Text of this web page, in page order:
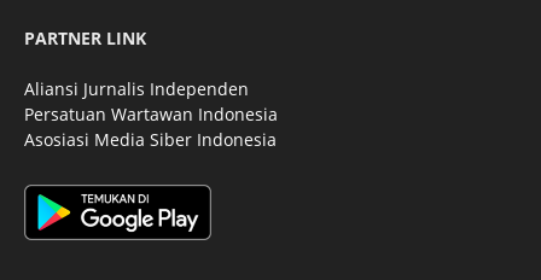
PARTNER LINK
Aliansi Jurnalis Independen
Persatuan Wartawan Indonesia
Asosiasi Media Siber Indonesia